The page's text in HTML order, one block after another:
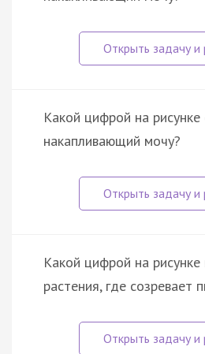
Какой цифрой на рисунке
накапливающий мочу?
Какой цифрой на
растения, где созревает